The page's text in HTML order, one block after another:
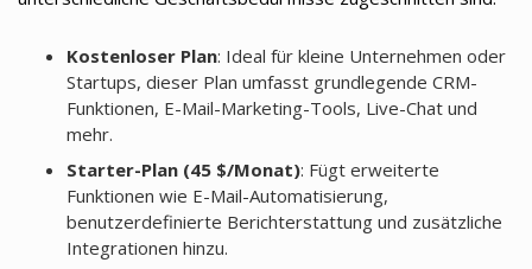
Kostenloser Plan: Ideal für kleine Unternehmen oder
Startups, dieser Plan umfasst grundlegende CRM-
Funktionen, E-Mail-Marketing-Tools, Live-Chat und
mehr.
Starter-Plan (45 $/Monat): Fügt erweiterte
Funktionen wie E-Mail-Automatisierung,
benutzerdefinierte Berichterstattung und zusätzliche
Integrationen hinzu.